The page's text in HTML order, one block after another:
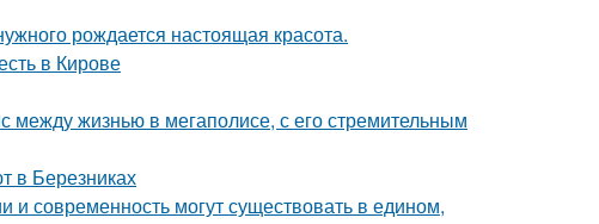
рождается настоящая красота.
в Кирове
жизнью в мегаполисе, с его стремительным
в Березниках
и современность могут существовать в едином,